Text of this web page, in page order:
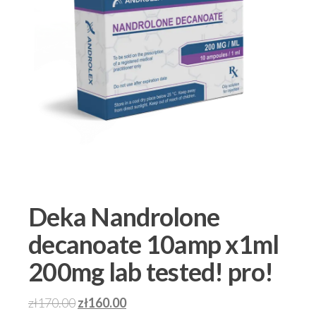
Deka Nandrolone
decanoate 10amp x1ml
200mg lab tested! pro!
zł170.00Pierwotna
zł160.00Aktualna